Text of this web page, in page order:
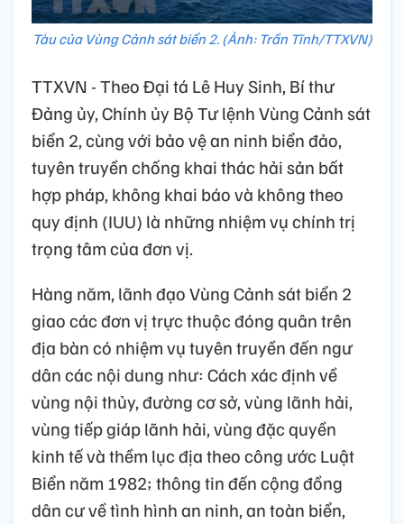
Tàu của Vùng Cảnh sát biển 2. (Ảnh: Trần Tĩnh/TTXVN)
TTXVN - Theo Đại tá Lê Huy Sinh, Bí thư
Đảng ủy, Chính ủy Bộ Tư lệnh Vùng Cảnh sát
biển 2, cùng với bảo vệ an ninh biển đảo,
tuyên truyền chống khai thác hải sản bất
hợp pháp, không khai báo và không theo
quy định (IUU) là những nhiệm vụ chính trị
trọng tâm của đơn vị.
Hàng năm, lãnh đạo Vùng Cảnh sát biển 2
giao các đơn vị trực thuộc đóng quân trên
địa bàn có nhiệm vụ tuyên truyền đến ngư
dân các nội dung như: Cách xác định về
vùng nội thủy, đường cơ sở, vùng lãnh hải,
vùng tiếp giáp lãnh hải, vùng đặc quyền
kinh tế và thềm lục địa theo công ước Luật
Biển năm 1982; thông tin đến cộng đồng
dân cư về tình hình an ninh, an toàn biển,